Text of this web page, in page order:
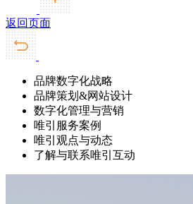
返回页面
品牌数字化战略
品牌策划&网站设计
数字化管理与营销
唯引服务案例
唯引观点与动态
了解与联系唯引互动